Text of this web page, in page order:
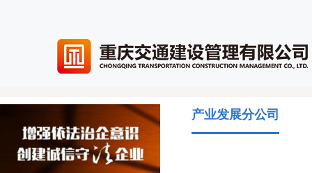
产业发展分公司